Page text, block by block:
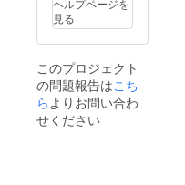
見る
このプロジェクト
の問題報告はこち
ら よりお問い合わ
せください